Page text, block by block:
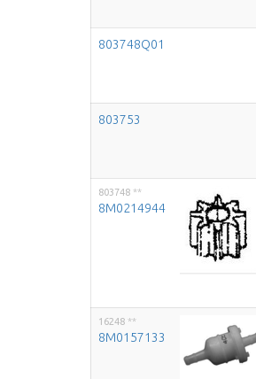
803748Q01
803753
803748 **
8M0214944
16248 **
8M0157133